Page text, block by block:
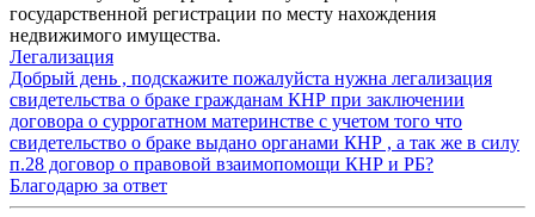
государственной регистрации по месту нахождения
недвижимого имущества.
Легализация
Добрый день , подскажите пожалуйста нужна легализация
свидетельства о браке гражданам КНР при заключении
договора о суррогатном материнстве с учетом того что
свидетельство о браке выдано органами КНР , а так же в силу
п.28 договор о правовой взаимопомощи КНР и РБ?
Благодарю за ответ